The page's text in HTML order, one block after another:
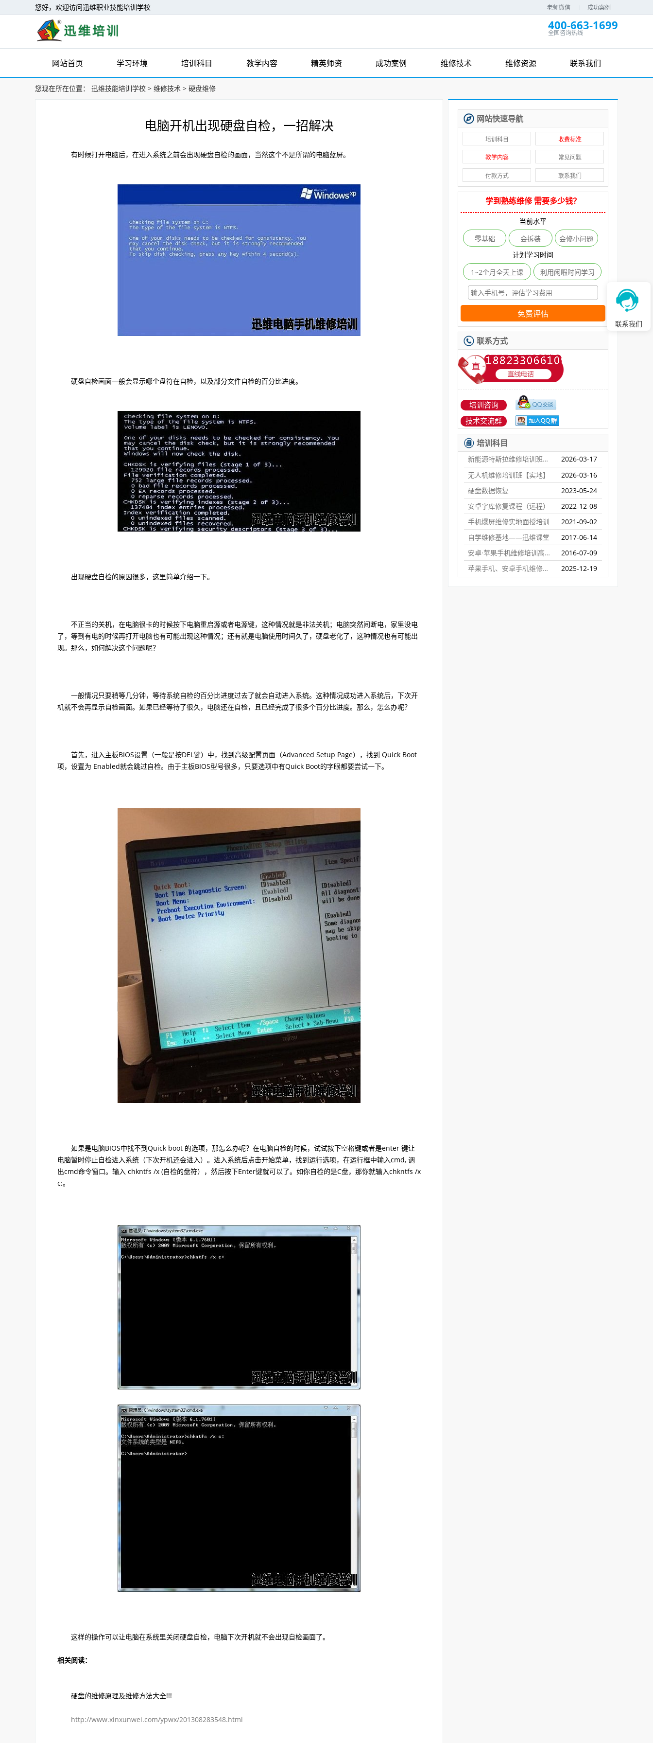
您好，欢迎访问迅维职业技能培训学校 老师微信 成功案例
400-663-1699
全国咨询热线
网站首页 学习环境 培训科目 教学内容 精英师资 成功案例 维修技术 维修资源 联系我们
您现在所在位置： 迅维技能培训学校 > 维修技术 > 硬盘维修
电脑开机出现硬盘自检，一招解决
有时候打开电脑后，在进入系统之前会出现硬盘自检的画面，当然这个不是所谓的电脑蓝屏。
硬盘自检画面一般会显示哪个盘符在自检，以及部分文件自检的百分比进度。
出现硬盘自检的原因很多，这里简单介绍一下。
不正当的关机，在电脑很卡的时候按下电脑重启源或者电源键，这种情况就是非法关机；电脑突然间断电，家里没电
了，等到有电的时候再打开电脑也有可能出现这种情况；还有就是电脑使用时间久了，硬盘老化了，这种情况也有可能出
现。那么，如何解决这个问题呢？
一般情况只要稍等几分钟，等待系统自检的百分比进度过去了就会自动进入系统。这种情况成功进入系统后，下次开
机就不会再显示自检画面。如果已经等待了很久，电脑还在自检，且已经完成了很多个百分比进度。那么，怎么办呢？
首先，进入主板BIOS设置（一般是按DEL键）中，找到高级配置页面（Advanced Setup Page），找到 Quick Boot
项，设置为 Enabled就会跳过自检。由于主板BIOS型号很多，只要选项中有Quick Boot的字眼都要尝试一下。
如果是电脑BIOS中找不到Quick boot 的选项，那怎么办呢？在电脑自检的时候，试试按下空格键或者是enter 键让
电脑暂时停止自检进入系统（下次开机还会进入）。进入系统后点击开始菜单，找到运行选项，在运行框中输入cmd, 调
出cmd命令窗口。输入 chkntfs /x (自检的盘符），然后按下Enter键就可以了。如你自检的是C盘，那你就输入chkntfs /x
c:。
这样的操作可以让电脑在系统里关闭硬盘自检，电脑下次开机就不会出现自检画面了。
相关阅读：
硬盘的维修原理及维修方法大全!!!
http://www.xinxunwei.com/ypwx/201308283548.html
网站快速导航
培训科目 收费标准
教学内容 常见问题
付款方式 联系我们
学到熟练维修 需要多少钱？
当前水平
零基础
会拆装
会修小问题
计划学习时间
1~2个月全天上课
利用闲暇时间学习
免费评估
联系方式
培训咨询
技术交流群
培训科目
新能源特斯拉维修培训班【实地】
2026-03-17
无人机维修培训班【实地】
2026-03-16
硬盘数据恢复
2023-05-24
安卓字库修复课程（远程）
2022-12-08
手机爆屏维修实地面授培训
2021-09-02
自学维修基地——迅维课堂
2017-06-14
安卓·苹果手机维修培训高级班【实地】
2016-07-09
苹果手机、安卓手机维修培训（远程网络班）
2025-12-19
联系我们